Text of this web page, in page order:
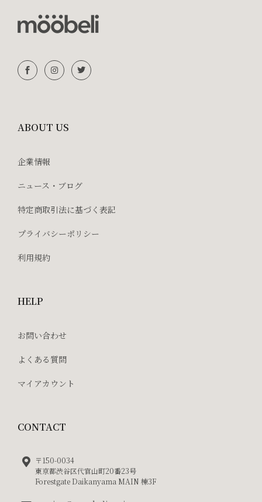
ABOUT US
企業情報
ニュース・ブログ
特定商取引法に基づく表記
プライバシーポリシー
利用規約
HELP
お問い合わせ
よくある質問
マイアカウント
CONTACT
〒150-0034
東京都渋谷区代官山町20番23号
Forestgate Daikanyama MAIN 棟3F